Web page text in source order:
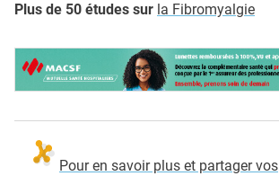
Plus de 50 études sur la Fibromyalgie
Pour en savoir plus et partager vos